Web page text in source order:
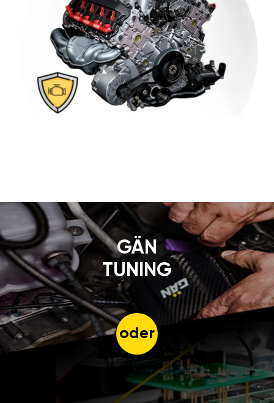
GÄN
TUNING
oder